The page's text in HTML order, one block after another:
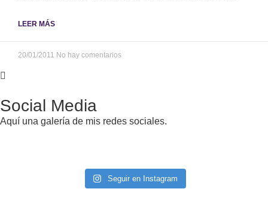
LEER MÁS
20/01/2011 No hay comentarios
Social Media
Aquí una galería de mis redes sociales.
Seguir en Instagram